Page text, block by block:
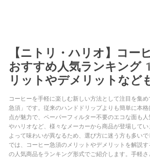
【ニトリ・ハリオ】コー
おすすめ人気ランキン
リットやデメリットなど
コーヒーを手軽に楽しむ新しい方法として注目を集
急須」です。従来のハンドドリップよりも簡単に本
点が魅力で、ペーパーフィルター不要のエコな面も
やハリオなど、様々なメーカーから商品が登場して
よって味わいが異なるため、選び方に迷う方も多い
では、コーヒー急須のメリットやデメリットを解説
の人気商品をランキング形式でご紹介します。手軽